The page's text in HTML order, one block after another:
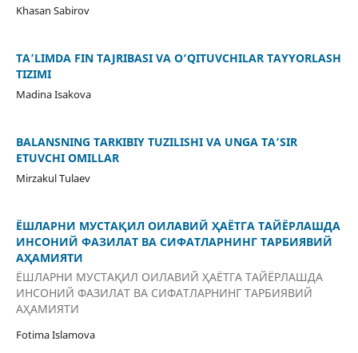
Khasan Sabirov
TA’LIMDA FIN TAJRIBASI VA O‘QITUVCHILAR TAYYORLASH
TIZIMI
Madina Isakova
BALANSNING TARKIBIY TUZILISHI VA UNGA TAʼSIR
ETUVCHI OMILLAR
Mirzakul Tulaev
ЁШЛАРНИ МУСТАҚИЛ ОИЛАВИЙ ҲАЁТГА ТАЙЁРЛАШДА
ИНСОНИЙ ФАЗИЛАТ ВА СИФАТЛАРНИНГ ТАРБИЯВИЙ
АҲАМИЯТИ
ЁШЛАРНИ МУСТАҚИЛ ОИЛАВИЙ ҲАЁТГА ТАЙЁРЛАШДА
ИНСОНИЙ ФАЗИЛАТ ВА СИФАТЛАРНИНГ ТАРБИЯВИЙ
АҲАМИЯТИ
Fotima Islamova